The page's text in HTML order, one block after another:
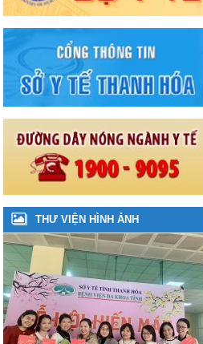
THƯ VIỆN HÌNH ẢNH